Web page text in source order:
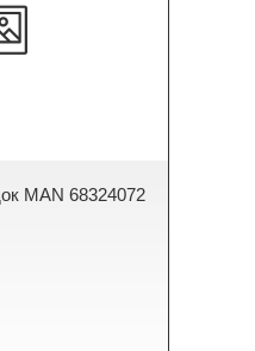
MAN 68324072